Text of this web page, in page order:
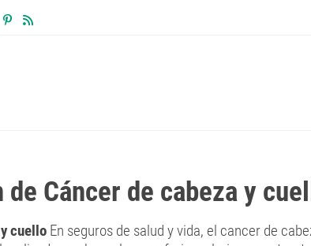
Cáncer de cabeza y
cuello En seguros de salud y vida, el cancer de